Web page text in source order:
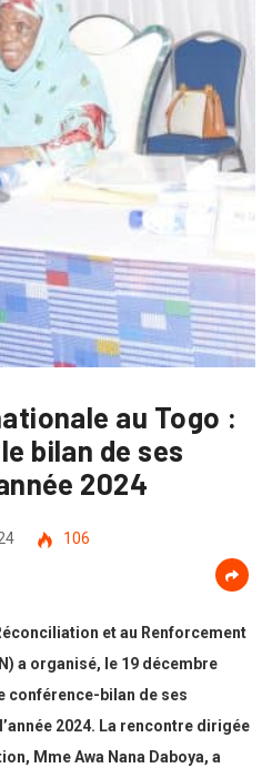
au Togo :
bilan de ses
2024
106
et au Renforcement
a organisé, le 19 décembre
conférence-bilan de ses
2024. La rencontre dirigée
Mme Awa Nana Daboya, a